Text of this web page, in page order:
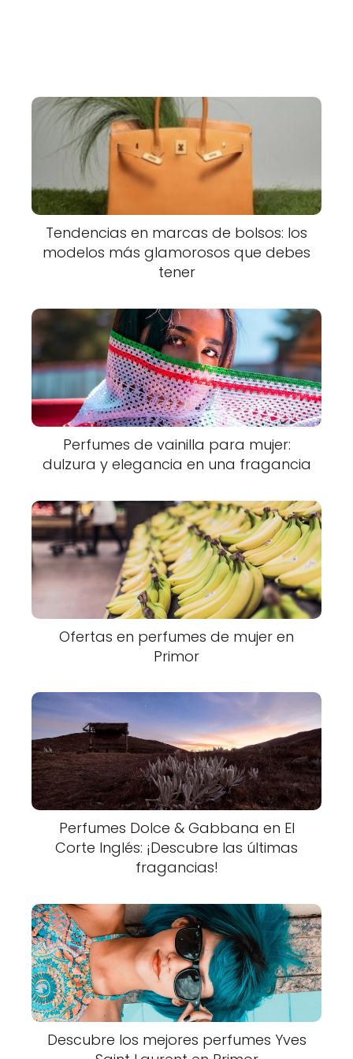
Tendencias en marcas de bolsos: los
modelos más glamorosos que debes
tener
Perfumes de vainilla para mujer:
dulzura y elegancia en una fragancia
Ofertas en perfumes de mujer en
Primor
Perfumes Dolce & Gabbana en El
Corte Inglés: ¡Descubre las últimas
fragancias!
Descubre los mejores perfumes Yves